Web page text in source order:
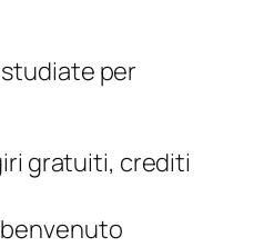
per
gratuiti, crediti